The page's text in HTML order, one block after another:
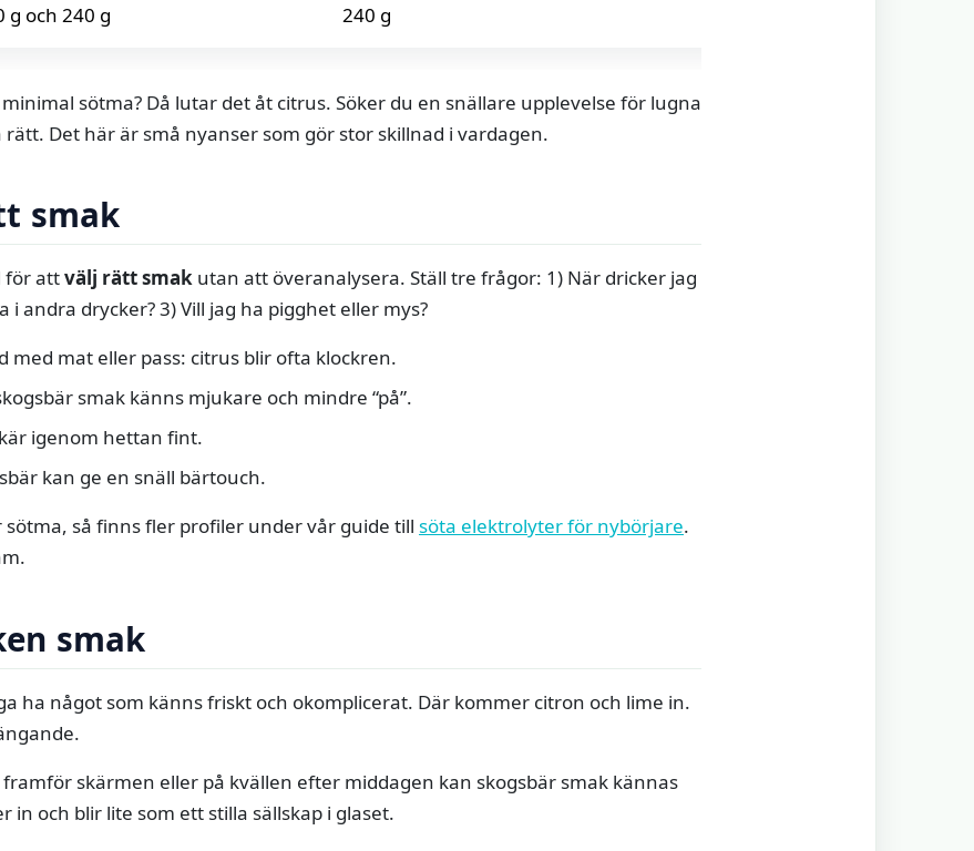
g och 240 g 240 g
sötma? Då lutar det åt citrus. Söker du en snällare upplevelse för lugna
rätt. Det här är små nyanser som gör stor skillnad i vardagen.
smak
för attvälj rätt smak utan att överanalysera. Ställ tre frågor: 1) När dricker jag
i andra drycker? 3) Vill jag ha pigghet eller mys?
med mat eller pass: citrus blir ofta klockren.
smak känns mjukare och mindre “på”.
igenom hettan fint.
kan ge en snäll bärtouch.
så finns fler profiler under vår guide till söta elektrolyter för nybörjare.
smak
ha något som känns friskt och okomplicerat. Där kommer citron och lime in.
skärmen eller på kvällen efter middagen kan skogsbär smak kännas
in och blir lite som ett stilla sällskap i glaset.